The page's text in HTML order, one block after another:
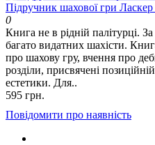
Підручник шахової гри Ласкер
0
Книга не в рідній палітурці.
багато видатних шахісти.
про шахову гру, вчення про
розділи, присвячені
естетики. Для..
595 грн.
Повідомити про наявність